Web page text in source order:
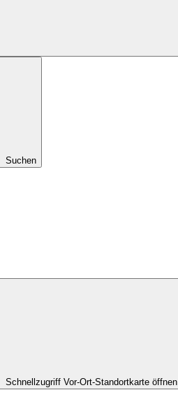
Suchen
Schnellzugriff Vor-Ort-Standortkarte öffnen